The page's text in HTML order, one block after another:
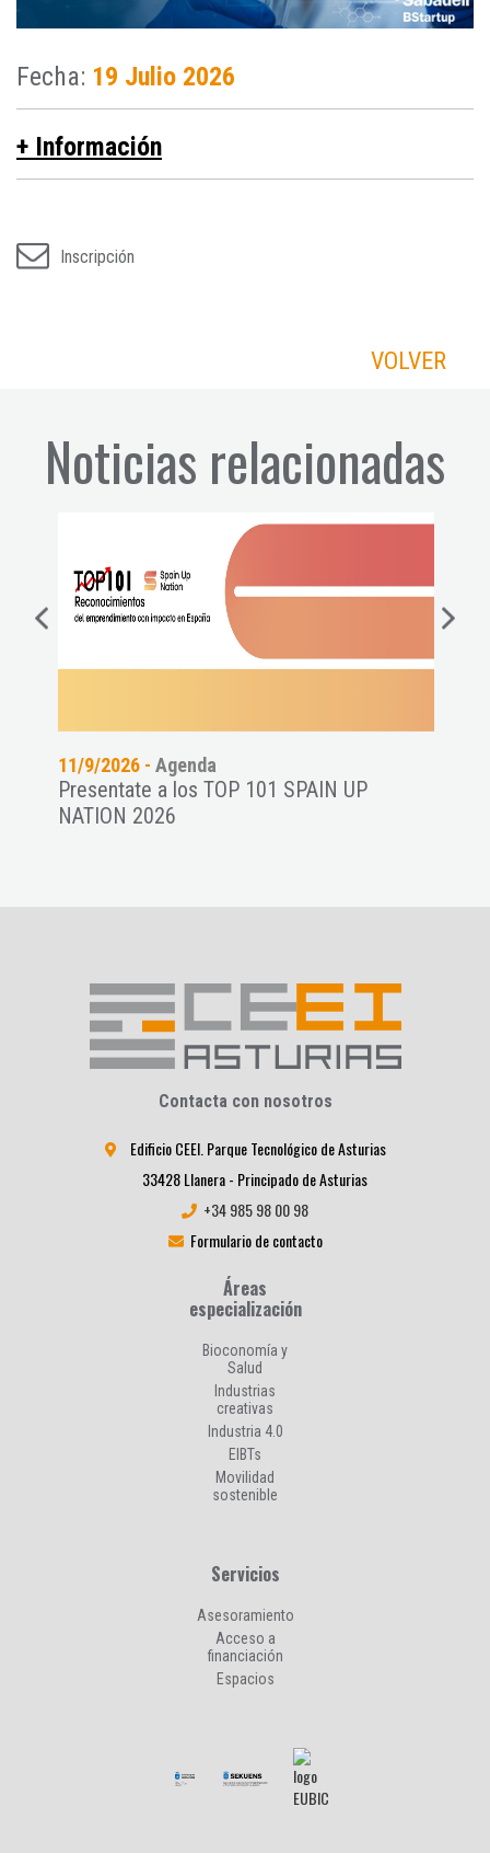
Fecha: 19 Julio 2026
+ Información
Inscripción
VOLVER
Noticias relacionadas
11/9/2026 - Agenda
Presentate a los TOP 101 SPAIN UP
NATION 2026
Contacta con nosotros
Edificio CEEI. Parque Tecnológico de Asturias
33428 Llanera - Principado de Asturias
+34 985 98 00 98
Formulario de contacto
Áreas
especialización
Bioconomía y
Salud
Industrias
creativas
Industria 4.0
EIBTs
Movilidad
sostenible
Servicios
Asesoramiento
Acceso a
financiación
Espacios